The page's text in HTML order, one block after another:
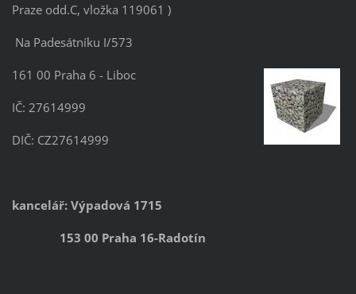
Praze odd.C, vložka 119061 )
Na Padesátníku I/573
161 00 Praha 6 - Liboc
IČ: 27614999
DIČ: CZ27614999
kancelář: Výpadová 1715
153 00 Praha 16-Radotín